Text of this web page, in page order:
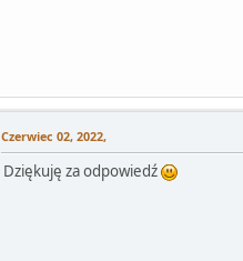
Czerwiec 02, 2022,
Dziękuję za odpowiedź